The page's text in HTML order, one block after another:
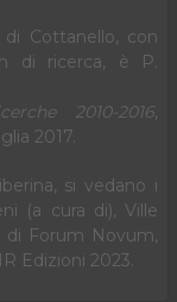
Cottanello, con
di ricerca, è P.
2010-2016,
2017.
si vedano i
(a cura di), Ville
di Forum Novum,
Edizioni 2023.